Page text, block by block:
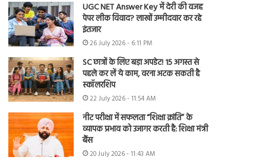
UGC NET Answer Key में देरी की वजह
पेपर लीक विवाद? लाखों उम्मीदवार कर रहे
इंतजार
26 July 2026 - 6:11 PM
SC छात्रों के लिए बड़ा अपडेट! 15 अगस्त से
पहले कर लें ये काम, वरना अटक सकती है
स्कॉलरशिप
22 July 2026 - 11:54 AM
नीट परीक्षा में सफलता “शिक्षा क्रांति” के
व्यापक प्रभाव को उजागर करती है: शिक्षा मंत्री
बैंस
20 July 2026 - 11:43 AM